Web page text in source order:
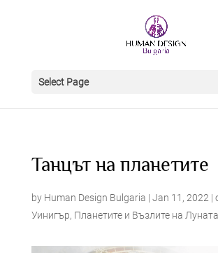
Select Page
Танцът на планетите
by Human Design Bulgaria | Jan 11, 2022 |
Уинигър, Планетите и Възлите на Луната